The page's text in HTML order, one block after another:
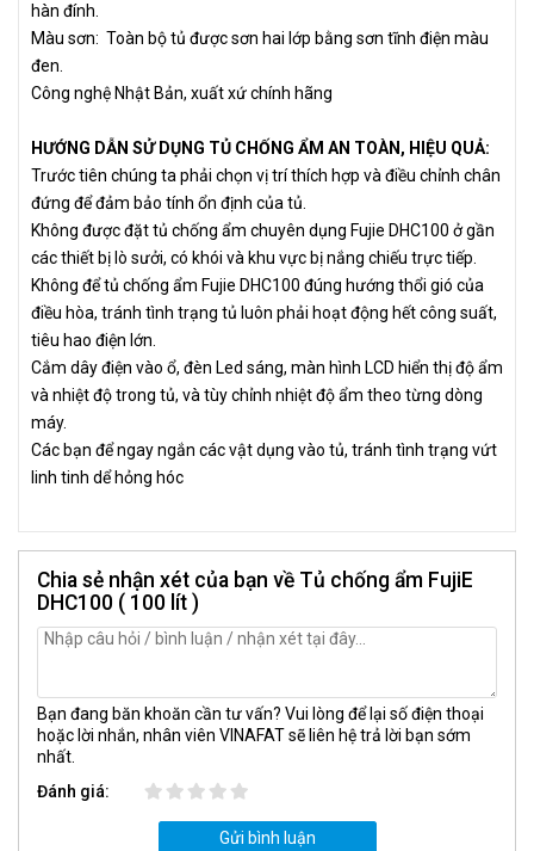
hàn đính.
Màu sơn: Toàn bộ tủ được sơn hai lớp bằng sơn tĩnh điện màu
đen.
Công nghệ Nhật Bản, xuất xứ chính hãng
HƯỚNG DẪN SỬ DỤNG TỦ CHỐNG ẨM AN TOÀN, HIỆU QUẢ:
Trước tiên chúng ta phải chọn vị trí thích hợp và điều chỉnh chân
đứng để đảm bảo tính ổn định của tủ.
Không được đặt tủ chống ẩm chuyên dụng Fujie DHC100 ở gần
các thiết bị lò sưởi, có khói và khu vực bị nắng chiếu trực tiếp.
Không để tủ chống ẩm Fujie DHC100 đúng hướng thổi gió của
điều hòa, tránh tình trạng tủ luôn phải hoạt động hết công suất,
tiêu hao điện lớn.
Cắm dây điện vào ổ, đèn Led sáng, màn hình LCD hiển thị độ ẩm
và nhiệt độ trong tủ, và tùy chỉnh nhiệt độ ẩm theo từng dòng
máy.
Các bạn để ngay ngắn các vật dụng vào tủ, tránh tình trạng vứt
linh tinh dể hỏng hóc
Chia sẻ nhận xét của bạn về Tủ chống ẩm FujiE
DHC100 ( 100 lít )
Bạn đang băn khoăn cần tư vấn? Vui lòng để lại số điện thoại
hoặc lời nhắn, nhân viên VINAFAT sẽ liên hệ trả lời bạn sớm
nhất.
Đánh giá:
Gửi bình luận